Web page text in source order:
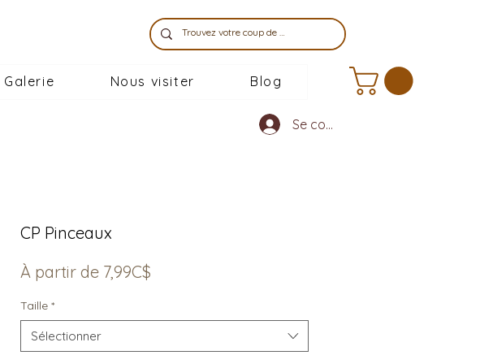
Galerie Nous visiter Blog
CP Pinceaux
À partir de 7,99C$
Taille *
Sélectionner
Se connecter